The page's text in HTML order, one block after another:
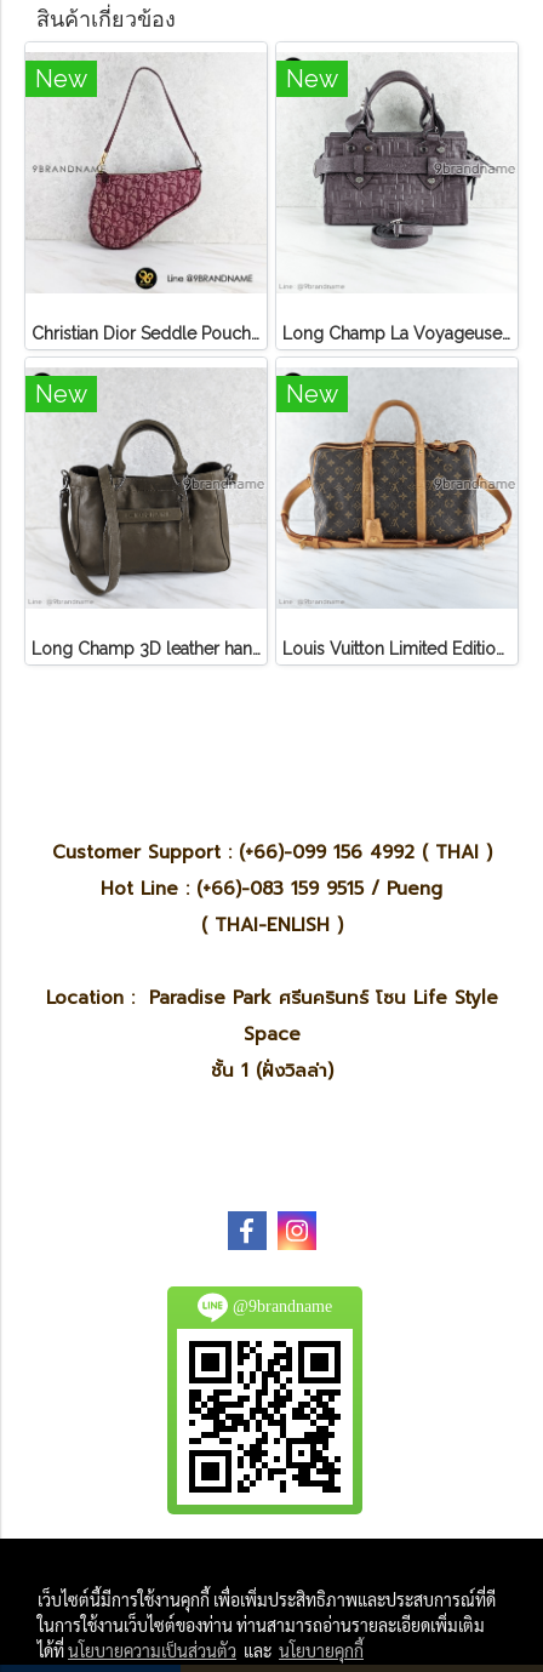
สินค้าเกี่ยวข้อง
New
Christian Dior Seddle Pouch Accessory Hand Bag
New
Long Champ La Voyageuse Bag Leather
New
Long Champ 3D leather handbag
New
Louis Vuitton Limited Edition Monogram Canvas Sofia Coppola SC Bag
Customer Support : (+66)-099 156 4992 ( THAI )
Hot Line : (+66)-083 159 9515 / Pueng
( THAI-ENLISH )
Location : Paradise Park ศรีนครินทร์ โซน Life Style
Space
ชั้น 1 (ฝั่งวิลล่า)
@9brandname
And
All Photo in this website were taken by
เว็บไซต์นี้มีการใช้งานคุกกี้ เพื่อเพิ่มประสิทธิภาพและประสบการณ์ที่ดี
ในการใช้งานเว็บไซต์ของท่าน ท่านสามารถอ่านรายละเอียดเพิ่มเติม
ได้ที่นโยบายความเป็นส่วนตัว และ นโยบายคุกกี้